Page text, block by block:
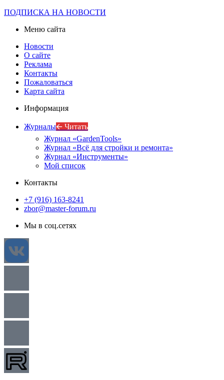
ПОДПИСКА НА НОВОСТИ
Меню сайта
Новости
О сайте
Реклама
Контакты
Пожаловаться
Карта сайта
Информация
Журналы🡨 Читать
Журнал «GardenTools»
Журнал «Всё для стройки и ремонта»
Журнал «Инструменты»
Мой список
Контакты
+7 (916) 163-8241
zbor@master-forum.ru
Мы в соц.сетях